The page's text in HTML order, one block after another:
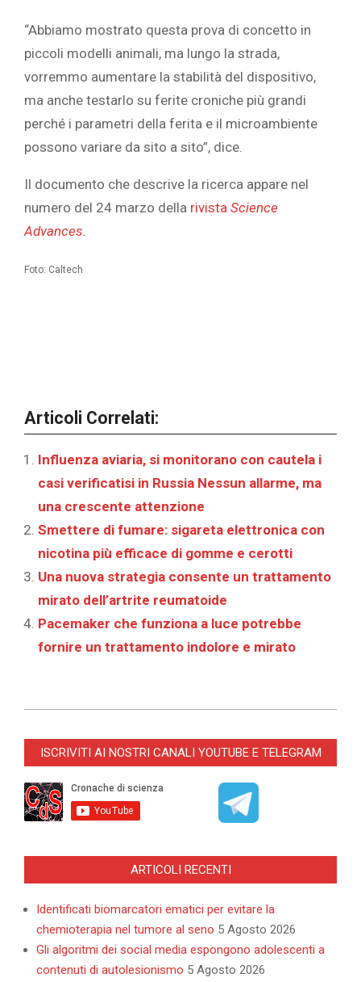
“Abbiamo mostrato questa prova di concetto in
piccoli modelli animali, ma lungo la strada,
vorremmo aumentare la stabilità del dispositivo,
ma anche testarlo su ferite croniche più grandi
perché i parametri della ferita e il microambiente
possono variare da sito a sito”, dice.
Il documento che descrive la ricerca appare nel
numero del 24 marzo della rivista Science
Advances.
Foto: Caltech
Articoli Correlati:
Influenza aviaria, si monitorano con cautela i
casi verificatisi in Russia Nessun allarme, ma
una crescente attenzione
Smettere di fumare: sigareta elettronica con
nicotina più efficace di gomme e cerotti
Una nuova strategia consente un trattamento
mirato dell’artrite reumatoide
Pacemaker che funziona a luce potrebbe
fornire un trattamento indolore e mirato
03-
ISCRIVITI AI NOSTRI CANALI YOUTUBE E TELEGRAM
ARTICOLI RECENTI
Identificati biomarcatori ematici per evitare la
chemioterapia nel tumore al seno 5 Agosto 2026
Gli algoritmi dei social media espongono adolescenti a
contenuti di autolesionismo 5 Agosto 2026